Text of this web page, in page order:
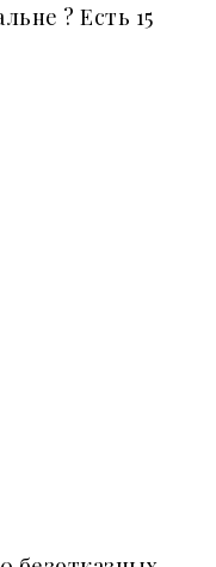
? Есть 15